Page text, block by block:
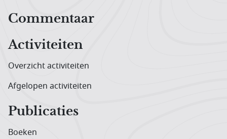
Hoofdnavigatiemenu
Commentaar
Activiteiten
Overzicht activiteiten
Afgelopen activiteiten
Publicaties
Boeken